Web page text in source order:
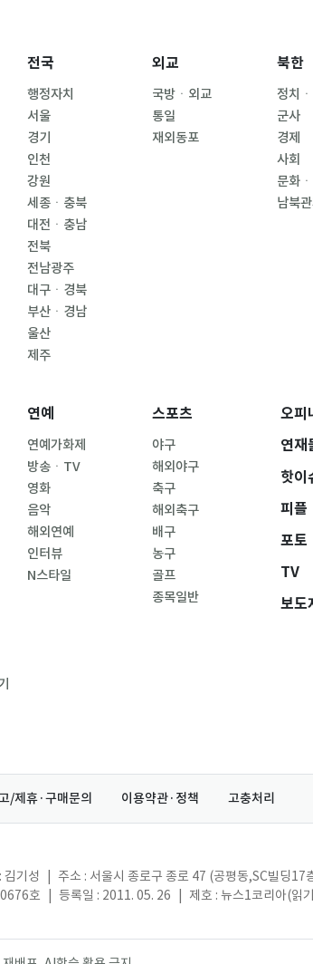
전국
행정자치
서울
경기
인천
강원
세종ㆍ충북
대전ㆍ충남
전북
전남광주
대구ㆍ경북
부산ㆍ경남
울산
제주
외교
국방ㆍ외교
통일
재외동포
북한
정치
군사
경제
사회
문화
남북관
연예
연예가화제
방송ㆍTV
영화
음악
해외연예
인터뷰
N스타일
스포츠
야구
해외야구
축구
해외축구
배구
농구
골프
종목일반
오피
연재
핫이
피플
포토
TV
보도
/제휴·구매문의 이용약관·정책 고충처리
김기성 주소 : 서울시 종로구 종로 47 (공평동,SC빌딩17
호 등록일 : 2011. 05. 26 제호 : 뉴스1코리아(읽